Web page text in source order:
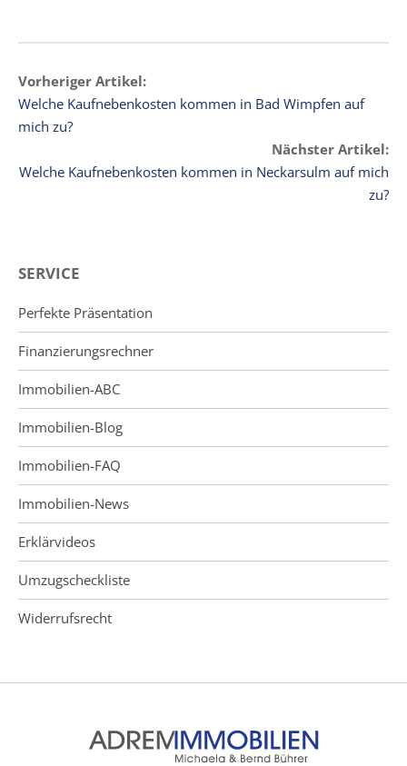
Vorheriger Artikel:
Welche Kaufnebenkosten kommen in Bad Wimpfen auf
mich zu?
Nächster Artikel:
Welche Kaufnebenkosten kommen in Neckarsulm auf mich
zu?
SERVICE
Perfekte Präsentation
Finanzierungsrechner
Immobilien-ABC
Immobilien-Blog
Immobilien-FAQ
Immobilien-News
Erklärvideos
Umzugscheckliste
Widerrufsrecht